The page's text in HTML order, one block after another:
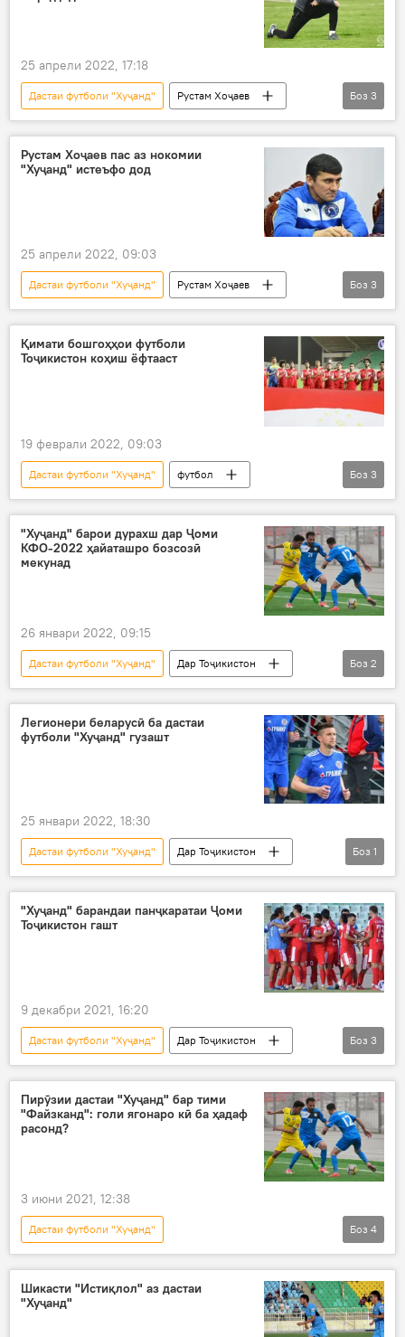
25 апрели 2022, 17:18
Дастаи футболи "Хуҷанд"
Рустам Хоҷаев
Навигариҳои варзиши Тоҷикистон
футбол
истеъфо
Боз 3
Рустам Хоҷаев пас аз нокомии
"Хуҷанд" истеъфо дод
25 апрели 2022, 09:03
Дастаи футболи "Хуҷанд"
Рустам Хоҷаев
Навигариҳои варзиши Тоҷикистон
Дар Тоҷикистон
истеъфо
Боз 3
Қимати бошгоҳҳои футболи
Тоҷикистон коҳиш ёфтааст
19 феврали 2022, 09:03
Дастаи футболи "Хуҷанд"
футбол
Навигариҳои варзиши Тоҷикистон
Дар Тоҷикистон
тими "Истиқлол"
Боз 3
"Хуҷанд" барои дурахш дар Ҷоми
КФО-2022 ҳайаташро бозсозӣ
мекунад
26 январи 2022, 09:15
Дастаи футболи "Хуҷанд"
Дар Тоҷикистон
Навигариҳои варзиши Тоҷикистон
футбол
Боз 2
Легионери беларусӣ ба дастаи
футболи "Хуҷанд" гузашт
25 январи 2022, 18:30
Дастаи футболи "Хуҷанд"
Дар Тоҷикистон
Навигариҳои варзиши Тоҷикистон
Боз 1
"Хуҷанд" барандаи панҷкаратаи Ҷоми
Тоҷикистон гашт
9 декабри 2021, 16:20
Дастаи футболи "Хуҷанд"
Дар Тоҷикистон
Навигариҳои варзиши Тоҷикистон
Федератсияи футбол
тими "Истиқлол"
Боз 3
Пирӯзии дастаи "Хуҷанд" бар тими
"Файзканд": голи ягонаро кӣ ба ҳадаф
расонд?
3 июни 2021, 12:38
Дастаи футболи "Хуҷанд"
Навигариҳои варзиши Тоҷикистон
пирӯзӣ
футбол
бозӣ
Боз 4
Шикасти "Истиқлол" аз дастаи
"Хуҷанд"